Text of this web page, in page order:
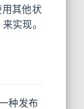
用其他状
实现。
种发布